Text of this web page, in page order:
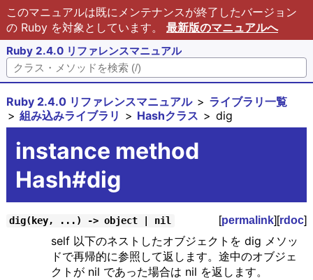
このマニュアルは既にメンテナンスが終了したバージョン
の Ruby を対象としています。 最新版のマニュアルへ
Ruby 2.4.0 リファレンスマニュアル
Ruby 2.4.0 リファレンスマニュアル
ライブラリ一覧
組み込みライブラリ
Hashクラス dig
instance method
Hash#dig
dig(key, ...) -> object | nil [permalink][rdoc]
self 以下のネストしたオブジェクトを dig メソッ
ドで再帰的に参照して返します。途中のオブジェ
クトが nil であった場合は nil を返します。